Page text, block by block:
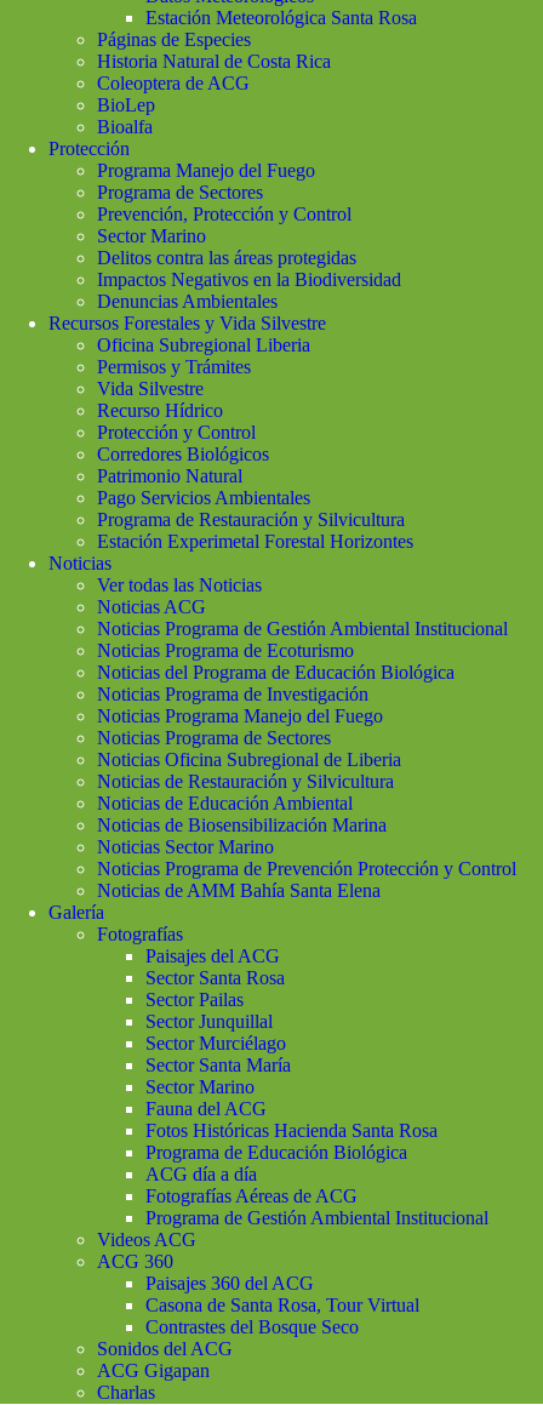
Estación Meteorológica Santa Rosa
Páginas de Especies
Historia Natural de Costa Rica
Coleoptera de ACG
BioLep
Bioalfa
Protección
Programa Manejo del Fuego
Programa de Sectores
Prevención, Protección y Control
Sector Marino
Delitos contra las áreas protegidas
Impactos Negativos en la Biodiversidad
Denuncias Ambientales
Recursos Forestales y Vida Silvestre
Oficina Subregional Liberia
Permisos y Trámites
Vida Silvestre
Recurso Hídrico
Protección y Control
Corredores Biológicos
Patrimonio Natural
Pago Servicios Ambientales
Programa de Restauración y Silvicultura
Estación Experimetal Forestal Horizontes
Noticias
Ver todas las Noticias
Noticias ACG
Noticias Programa de Gestión Ambiental Institucional
Noticias Programa de Ecoturismo
Noticias del Programa de Educación Biológica
Noticias Programa de Investigación
Noticias Programa Manejo del Fuego
Noticias Programa de Sectores
Noticias Oficina Subregional de Liberia
Noticias de Restauración y Silvicultura
Noticias de Educación Ambiental
Noticias de Biosensibilización Marina
Noticias Sector Marino
Noticias Programa de Prevención Protección y Control
Noticias de AMM Bahía Santa Elena
Galería
Fotografías
Paisajes del ACG
Sector Santa Rosa
Sector Pailas
Sector Junquillal
Sector Murciélago
Sector Santa María
Sector Marino
Fauna del ACG
Fotos Históricas Hacienda Santa Rosa
Programa de Educación Biológica
ACG día a día
Fotografías Aéreas de ACG
Programa de Gestión Ambiental Institucional
Videos ACG
ACG 360
Paisajes 360 del ACG
Casona de Santa Rosa, Tour Virtual
Contrastes del Bosque Seco
Sonidos del ACG
ACG Gigapan
Charlas